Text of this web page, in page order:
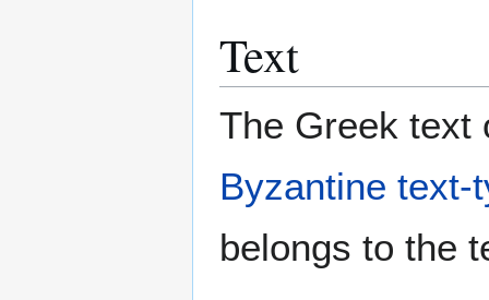
Text
The Greek text
Byzantine text-
belongs to the